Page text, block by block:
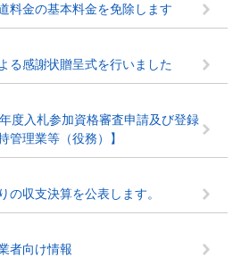
料金の基本料金を免除します
る感謝状贈呈式を行いました
度入札参加資格審査申請及び登録
管理業等（役務）】
の収支決算を公表します。
者向け情報